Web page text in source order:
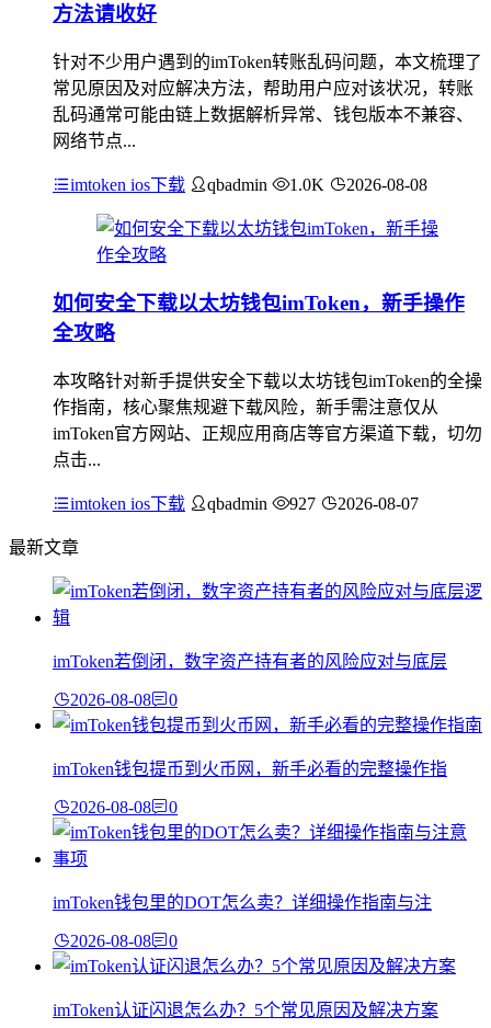
方法请收好
针对不少用户遇到的imToken转账乱码问题，本文梳理了
常见原因及对应解决方法，帮助用户应对该状况，转账
乱码通常可能由链上数据解析异常、钱包版本不兼容、
网络节点...
imtoken ios下载 qbadmin 1.0K 2026-08-08
如何安全下载以太坊钱包imToken，新手操作
全攻略
本攻略针对新手提供安全下载以太坊钱包imToken的全操
作指南，核心聚焦规避下载风险，新手需注意仅从
imToken官方网站、正规应用商店等官方渠道下载，切勿
点击...
imtoken ios下载 qbadmin 927 2026-08-07
最新文章
imToken若倒闭，数字资产持有者的风险应对与底层
2026-08-08 0
imToken钱包提币到火币网，新手必看的完整操作指
2026-08-08 0
imToken钱包里的DOT怎么卖？详细操作指南与注
2026-08-08 0
imToken认证闪退怎么办？5个常见原因及解决方案